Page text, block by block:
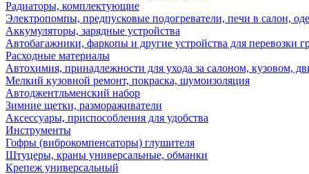
Радиаторы, комплектующие
Электропомпы, предпусковые подогреватели, печи в салон,
Аккумуляторы, зарядные устройства
Автобагажники, фаркопы и другие устройства для перевозки
Расходные материалы
Автохимия, принадлежности для ухода за салоном, кузовом,
Мелкий кузовной ремонт, покраска, шумоизоляция
Автоджентльменский набор
Зимние щетки, размораживатели
Аксессуары, приспособления для удобства
Инструменты
Гофры (виброкомпенсаторы) глушителя
Штуцеры, краны универсальные, обманки
Крепеж универсальный